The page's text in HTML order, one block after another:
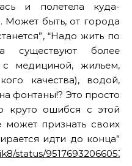
и полетела куда-
Может быть, от города
“Надо жить по
существуют более
медициной, жильем,
качества), водой,
фонтаны!? Это просто
круто ошибся с этой
может признать своих
идти до конца”
status/